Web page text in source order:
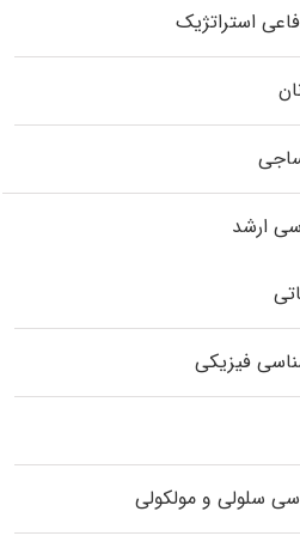
استراتژیک
ارشد
فیزیکی
سلولی و مولکولی